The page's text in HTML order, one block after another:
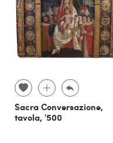
Sacra Conversazione,
tavola, '500